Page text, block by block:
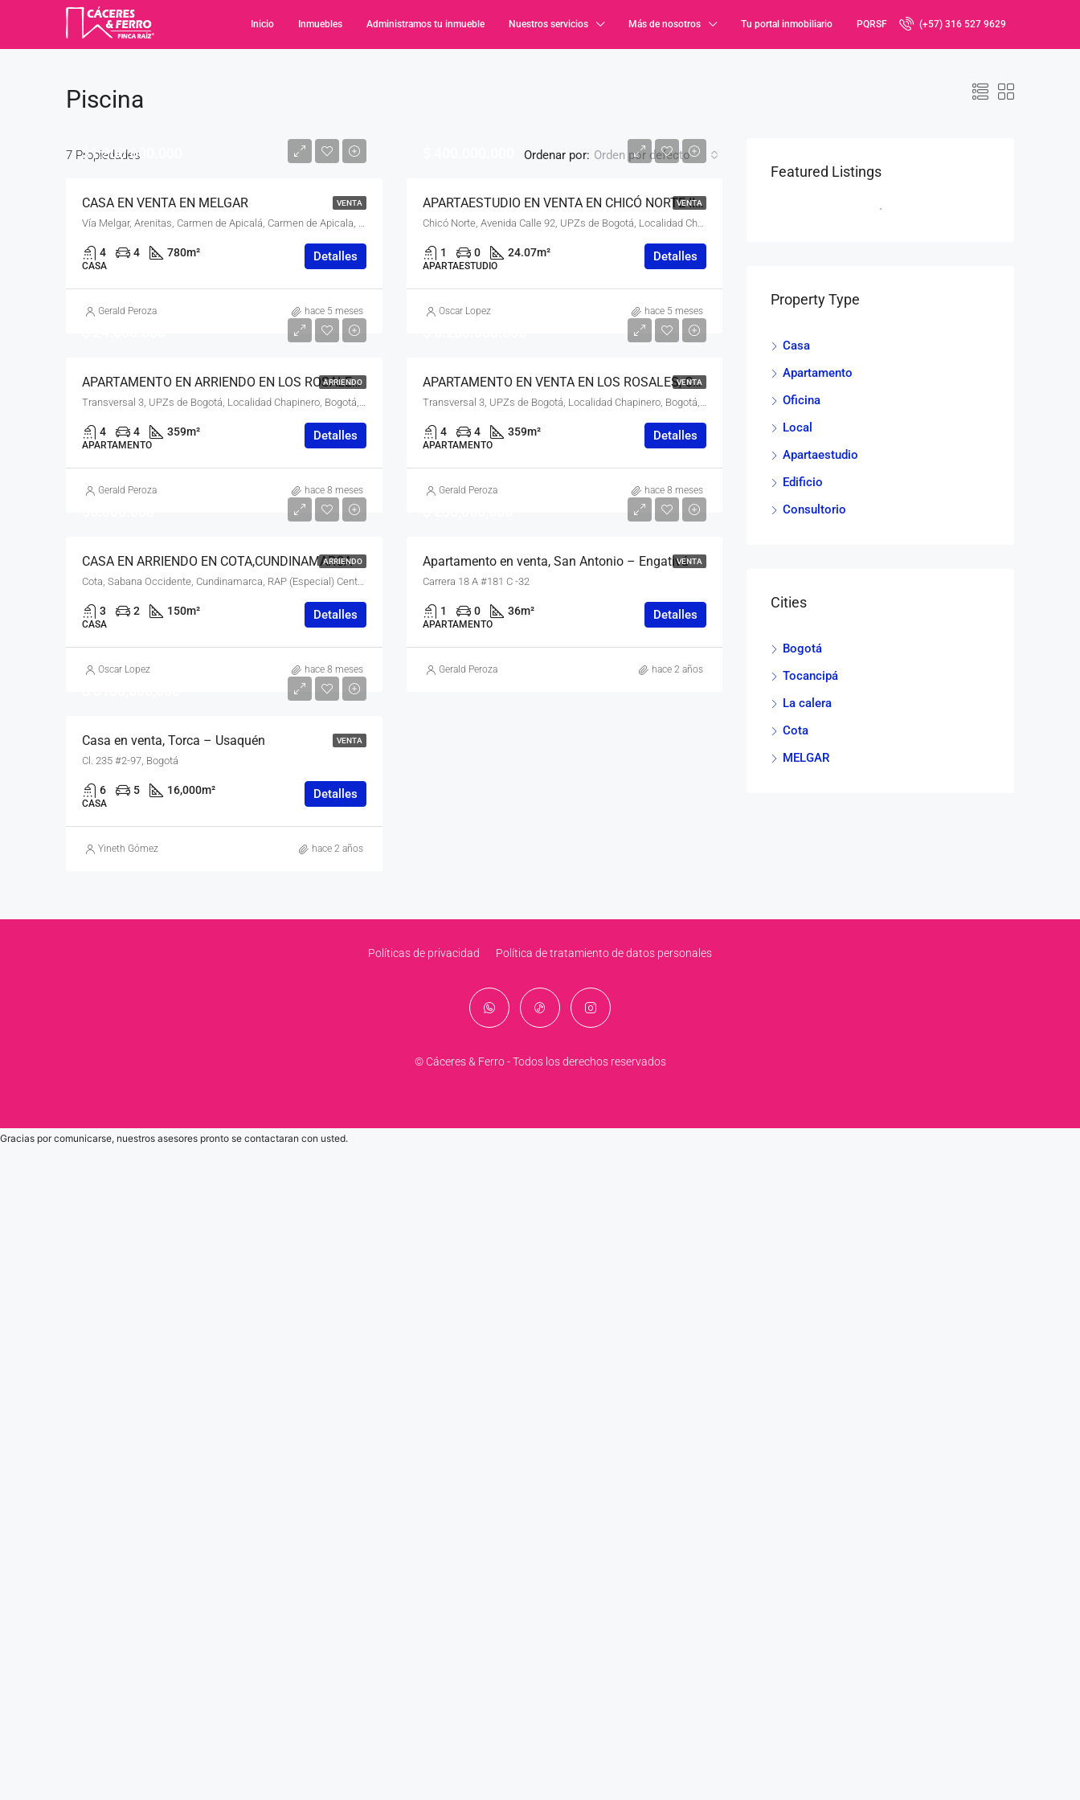
Inicio Inmuebles Administramos tu inmueble Nuestros servicios Más de nosotros Tu portal inmobiliario PQRSF (+57) 316 527 9629
Piscina
7 Propiedades Ordenar por: Orden por defecto
VENTA
$1.300.000.000
CASA EN VENTA EN MELGAR
Vía Melgar, Arenitas, Carmen de Apicalá, Carmen de Apicala, Oriente, Tolima, RAP Eje Cafetero, Colombia
4 4 780m²
CASA
Detalles
Gerald Peroza hace 5 meses
VENTA
APARTAESTUDIO EN VENTA EN CHICÓ NORTE III, CHAPINERO, BOGOTÁ, D.C. – (975)
Chicó Norte, Avenida Calle 92, UPZs de Bogotá, Localidad Chapinero, Bogotá, Bogotá, Distrito Capital, RAP (Especial) Central, 110221, Colombia
1 0 24.07m²
APARTAESTUDIO
Detalles
Oscar Lopez hace 5 meses
ARRIENDO
APARTAMENTO EN ARRIENDO EN LOS ROSALES, CHAPINERO, BOGOTÁ, D.C. – (915)
Transversal 3, UPZs de Bogotá, Localidad Chapinero, Bogotá, Bogotá, Distrito Capital, RAP (Especial) Central, 110221, Colombia
4 4 359m²
APARTAMENTO
Detalles
Gerald Peroza hace 8 meses
VENTA
APARTAMENTO EN VENTA EN LOS ROSALES, CHAPINERO, BOGOTÁ, D.C. – (914)
Transversal 3, UPZs de Bogotá, Localidad Chapinero, Bogotá, Bogotá, Distrito Capital, RAP (Especial) Central, 110221, Colombia
4 4 359m²
APARTAMENTO
Detalles
Gerald Peroza hace 8 meses
ARRIENDO
CASA EN ARRIENDO EN COTA,CUNDINAMARCA
Cota, Sabana Occidente, Cundinamarca, RAP (Especial) Central, Colombia
3 2 150m²
CASA
Detalles
Oscar Lopez hace 8 meses
VENTA
Apartamento en venta, San Antonio – Engativá
Carrera 18 A #181 C -32
1 0 36m²
APARTAMENTO
Detalles
Gerald Peroza hace 2 años
VENTA
Casa en venta, Torca – Usaquén
Cl. 235 #2-97, Bogotá
6 5 16,000m²
CASA
Detalles
Yineth Gómez hace 2 años
Featured Listings
Property Type
Casa
Apartamento
Oficina
Local
Apartaestudio
Edificio
Consultorio
Cities
Bogotá
Tocancipá
La calera
Cota
MELGAR
Políticas de privacidad Política de tratamiento de datos personales
© Cáceres & Ferro - Todos los derechos reservados
Gracias por comunicarse, nuestros asesores pronto se contactaran con usted.